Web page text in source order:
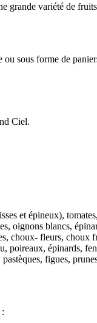
variété de
sous forme de
Ciel.
et épineux),
oignons blancs,
choux- fleurs,
épinards,
figues,